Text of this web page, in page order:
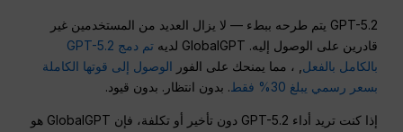
GPT-5.2 يتم طرحه ببطء — لا يزال العديد من المستخدمين غير
قادرين على الوصول إليه. GlobalGPT لديه
تم دمج GPT-5.2
بالكامل بالفعل , ، مما يمنحك على الفور الوصول إلى قوتها الكاملة
بسعر رسمي يبلغ 30% فقط
. بدون انتظار. بدون قيود.
إذا كنت تريد أداء GPT-5.2 دون تأخير أو تكلفة، فإن GlobalGPT هو